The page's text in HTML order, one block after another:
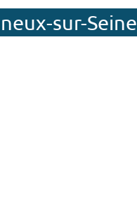
sur-Seine